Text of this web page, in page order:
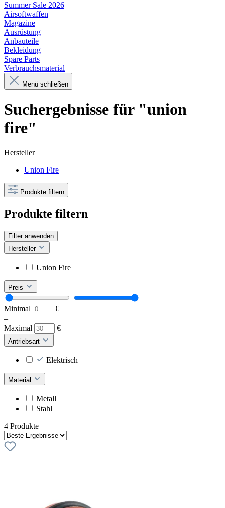
Summer Sale 2026
Airsoftwaffen
Magazine
Ausrüstung
Anbauteile
Bekleidung
Spare Parts
Verbrauchsmaterial
Menü schließen
Suchergebnisse für "union
fire"
Hersteller
Union Fire
Produkte filtern
Produkte filtern
Filter anwenden
Hersteller
Union Fire
Preis
Minimal
€
–
Maximal
€
Antriebsart
Elektrisch
Material
Metall
Stahl
4 Produkte